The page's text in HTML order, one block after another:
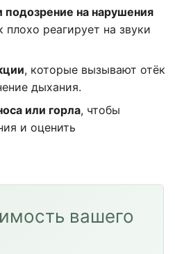
на нарушения
плохо реагирует на звуки
, которые вызывают отёк
дыхания.
или горла, чтобы
и оценить
вашего